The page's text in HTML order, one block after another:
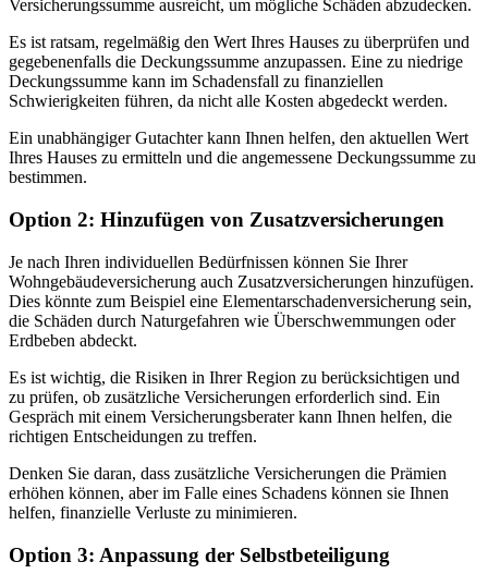
Versicherungssumme ausreicht, um mögliche Schäden abzudecken.
Es ist ratsam, regelmäßig den Wert Ihres Hauses zu überprüfen und
gegebenenfalls die Deckungssumme anzupassen. Eine zu niedrige
Deckungssumme kann im Schadensfall zu finanziellen
Schwierigkeiten führen, da nicht alle Kosten abgedeckt werden.
Ein unabhängiger Gutachter kann Ihnen helfen, den aktuellen Wert
Ihres Hauses zu ermitteln und die angemessene Deckungssumme zu
bestimmen.
Option 2: Hinzufügen von Zusatzversicherungen
Je nach Ihren individuellen Bedürfnissen können Sie Ihrer
Wohngebäudeversicherung auch Zusatzversicherungen hinzufügen.
Dies könnte zum Beispiel eine Elementarschadenversicherung sein,
die Schäden durch Naturgefahren wie Überschwemmungen oder
Erdbeben abdeckt.
Es ist wichtig, die Risiken in Ihrer Region zu berücksichtigen und
zu prüfen, ob zusätzliche Versicherungen erforderlich sind. Ein
Gespräch mit einem Versicherungsberater kann Ihnen helfen, die
richtigen Entscheidungen zu treffen.
Denken Sie daran, dass zusätzliche Versicherungen die Prämien
erhöhen können, aber im Falle eines Schadens können sie Ihnen
helfen, finanzielle Verluste zu minimieren.
Option 3: Anpassung der Selbstbeteiligung